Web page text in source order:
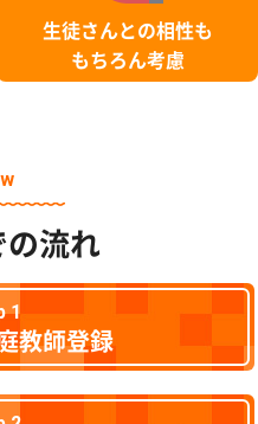
生徒さんとの相性も
もちろん考慮
の流れ
1
教師登録